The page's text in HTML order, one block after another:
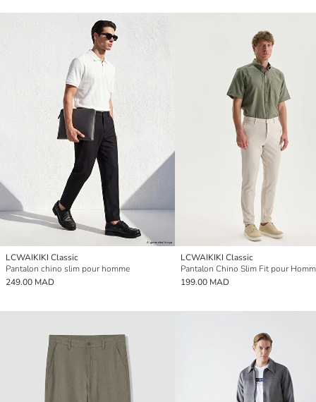
LCWAIKIKI Classic
Pantalon chino slim pour homme
249.00 MAD
LCWAIKIKI Classic
Pantalon Chino Slim Fit pour
199.00 MAD